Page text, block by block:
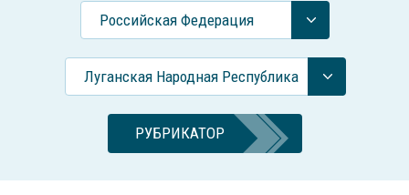
Российcкая Федерация
Луганская Народная Республика
РУБРИКАТОР